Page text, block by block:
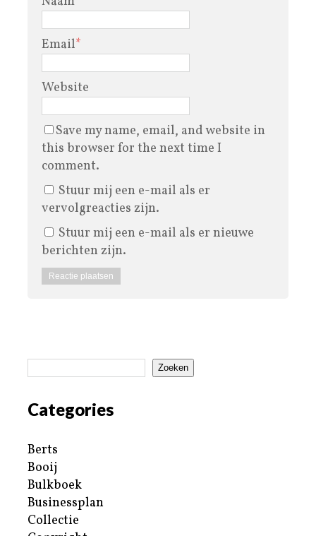
Email*
Website
Save my name, email, and website in
this browser for the next time I
comment.
Stuur mij een e-mail als er
vervolgreacties zijn.
Stuur mij een e-mail als er nieuwe
berichten zijn.
Zoeken
Categories
Berts
Booij
Bulkboek
Businessplan
Collectie